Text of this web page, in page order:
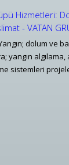
Hizmetleri:
- VATAN
dolum ve
yangın
sistemleri